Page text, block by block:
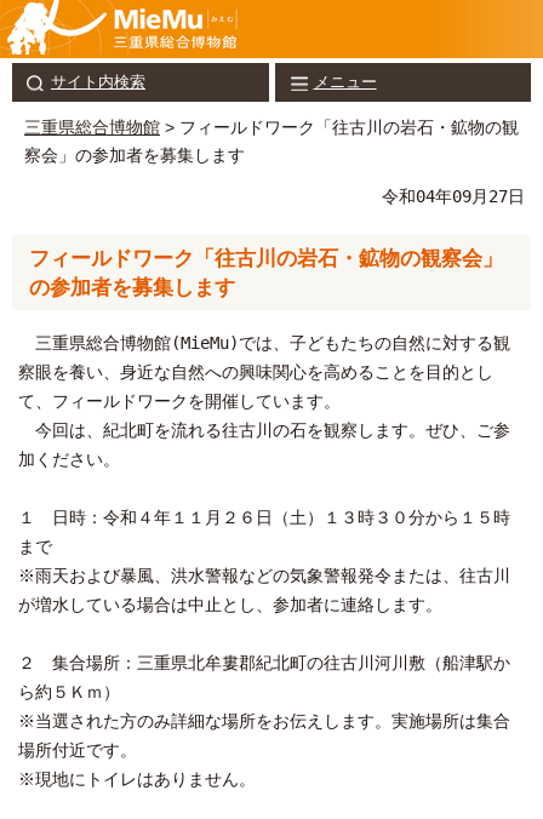
サイト内検索 メニュー
三重県総合博物館 > フィールドワーク「往古川の岩石・鉱物の観
察会」の参加者を募集します
令和04年09月27日
フィールドワーク「往古川の岩石・鉱物の観察会」
の参加者を募集します
三重県総合博物館(MieMu)では、子どもたちの自然に対する観
察眼を養い、身近な自然への興味関心を高めることを目的とし
て、フィールドワークを開催しています。
今回は、紀北町を流れる往古川の石を観察します。ぜひ、ご参
加ください。
１ 日時：令和４年１１月２６日（土）１３時３０分から１５時
まで
※雨天および暴風、洪水警報などの気象警報発令または、往古川
が増水している場合は中止とし、参加者に連絡します。
２ 集合場所：三重県北牟婁郡紀北町の往古川河川敷（船津駅か
ら約５Ｋｍ）
※当選された方のみ詳細な場所をお伝えします。実施場所は集合
場所付近です。
※現地にトイレはありません。